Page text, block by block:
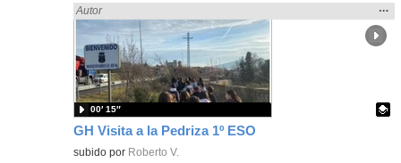
GH Visita a la Pedriza 1º ESO
Encontrado «LENGUA CASTELLANA» en:
Autor
la
…
Contenido educativo.
subido por Roberto V.
00′ 15″